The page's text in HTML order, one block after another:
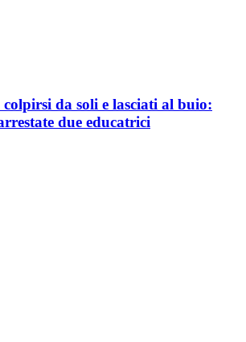
da soli e lasciati al buio:
due educatrici